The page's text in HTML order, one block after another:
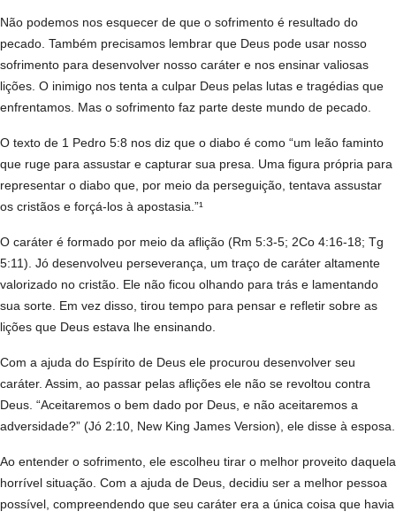
Não podemos nos esquecer de que o sofrimento é resultado do
pecado. Também precisamos lembrar que Deus pode usar nosso
sofrimento para desenvolver nosso caráter e nos ensinar valiosas
lições. O inimigo nos tenta a culpar Deus pelas lutas e tragédias que
enfrentamos. Mas o sofrimento faz parte deste mundo de pecado.
O texto de 1 Pedro 5:8 nos diz que o diabo é como “um leão faminto
que ruge para assustar e capturar sua presa. Uma figura própria para
representar o diabo que, por meio da perseguição, tentava assustar
os cristãos e forçá-los à apostasia.”¹
O caráter é formado por meio da aflição (Rm 5:3-5; 2Co 4:16-18; Tg
5:11). Jó desenvolveu perseverança, um traço de caráter altamente
valorizado no cristão. Ele não ficou olhando para trás e lamentando
sua sorte. Em vez disso, tirou tempo para pensar e refletir sobre as
lições que Deus estava lhe ensinando.
Com a ajuda do Espírito de Deus ele procurou desenvolver seu
caráter. Assim, ao passar pelas aflições ele não se revoltou contra
Deus. “Aceitaremos o bem dado por Deus, e não aceitaremos a
adversidade?” (Jó 2:10, New King James Version), ele disse à esposa.
Ao entender o sofrimento, ele escolheu tirar o melhor proveito daquela
horrível situação. Com a ajuda de Deus, decidiu ser a melhor pessoa
possível, compreendendo que seu caráter era a única coisa que havia